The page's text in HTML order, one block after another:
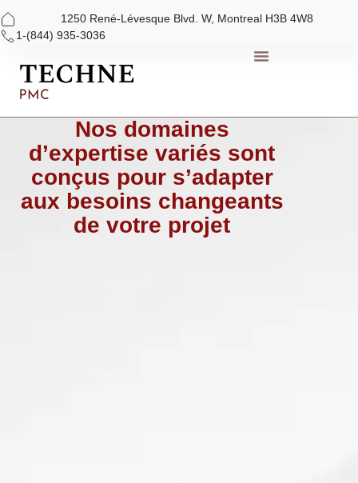
Aller
au
contenu
1250 René-Lévesque Blvd. W, Montreal H3B 4W8
1-(844) 935-3036
Nos domaines
d’expertise variés sont
conçus pour s’adapter
aux besoins changeants
de votre projet